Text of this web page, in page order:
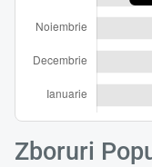
Zboruri